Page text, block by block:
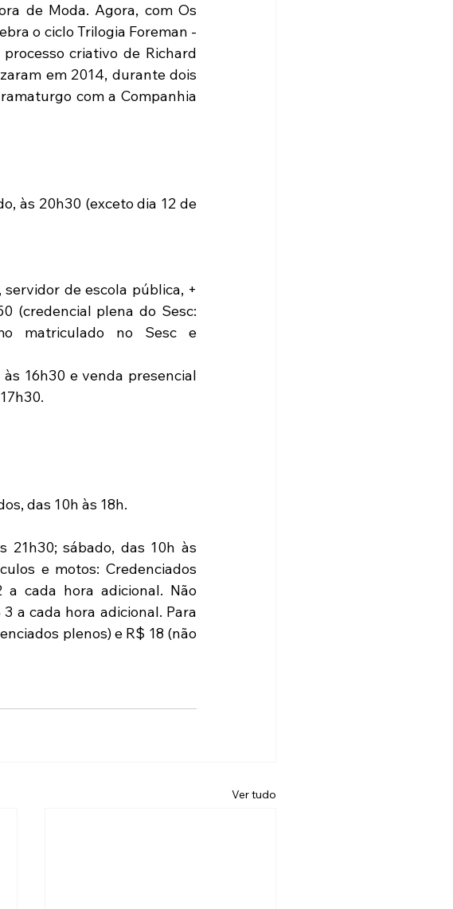
de Moda. Agora, com Os
o ciclo Trilogia Foreman -
criativo de Richard
em 2014, durante dois
com a Companhia
às 20h30 (exceto dia 12 de
de escola pública, +
(credencial plena do Sesc:
matriculado no Sesc e
16h30 e venda presencial
das 10h às 18h.
21h30; sábado, das 10h às
e motos: Credenciados
cada hora adicional. Não
a cada hora adicional. Para
plenos) e R$ 18 (não
Ver tudo